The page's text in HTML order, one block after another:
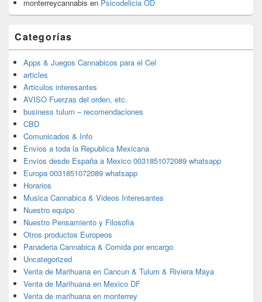
monterreycannabis en Psicodelicia OD
Categorías
Apps & Juegos Cannabicos para el Cel
articles
Articulos interesantes
AVISO Fuerzas del orden, etc.
business tulum – recomendaciones
CBD
Comunicados & Info
Envios a toda la Republica Mexicana
Envios desde España a Mexico 0031851072089 whatsapp
Europa 0031851072089 whatsapp
Horarios
Musica Cannabica & Videos Interesantes
Nuestro equipo
Nuestro Pensamiento y Filosofia
Otros productos Europeos
Panaderia Cannabica & Comida por encargo
Uncategorized
Venta de Marihuana en Cancun & Tulum & Riviera Maya
Venta de Marihuana en Mexico DF
Venta de marihuana en monterrey